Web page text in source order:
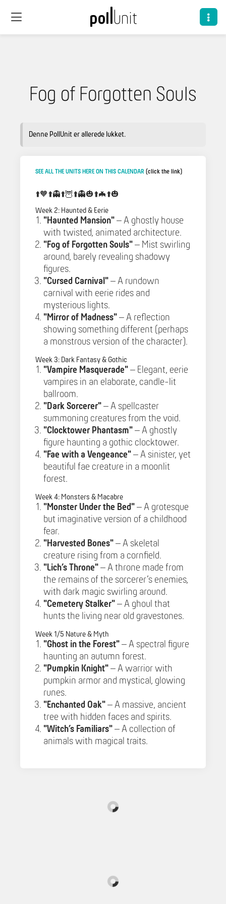
Fog of Forgotten Souls
Denne PollUnit er allerede lukket.
SEE ALL THE UNITS HERE ON THIS CALENDAR (click the link)
⬆️🧡⬆️👻⬆️🦉⬆️👻🎃⬆️🦇⬆️🎃
Week 2: Haunted & Eerie
"Haunted Mansion" – A ghostly house
with twisted, animated architecture.
"Fog of Forgotten Souls" – Mist swirling
around, barely revealing shadowy
figures.
"Cursed Carnival" – A rundown
carnival with eerie rides and
mysterious lights.
"Mirror of Madness" – A reflection
showing something different (perhaps
a monstrous version of the character).
Week 3: Dark Fantasy & Gothic
"Vampire Masquerade" – Elegant, eerie
vampires in an elaborate, candle-lit
ballroom.
"Dark Sorcerer" – A spellcaster
summoning creatures from the void.
"Clocktower Phantasm" – A ghostly
figure haunting a gothic clocktower.
"Fae with a Vengeance" – A sinister, yet
beautiful fae creature in a moonlit
forest.
Week 4: Monsters & Macabre
"Monster Under the Bed" – A grotesque
but imaginative version of a childhood
fear.
"Harvested Bones" – A skeletal
creature rising from a cornfield.
"Lich’s Throne" – A throne made from
the remains of the sorcerer’s enemies,
with dark magic swirling around.
"Cemetery Stalker" – A ghoul that
hunts the living near old gravestones.
Week 1/5 Nature & Myth
"Ghost in the Forest" – A spectral figure
haunting an autumn forest.
"Pumpkin Knight" – A warrior with
pumpkin armor and mystical, glowing
runes.
"Enchanted Oak" – A massive, ancient
tree with hidden faces and spirits.
"Witch’s Familiars" – A collection of
animals with magical traits.